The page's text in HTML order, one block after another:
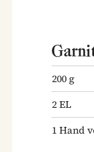
200 g
2EL
1Hand